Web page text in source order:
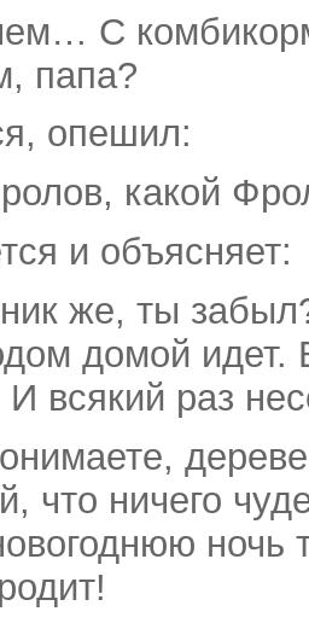
С
папа?
опешил:
какой
и объясняет:
же, ты
домой идет.
всякий раз
что ничего
ночь